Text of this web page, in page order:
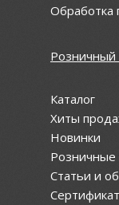
Обработка
Розничный
Каталог
Хиты
Новинки
Розничные
Статьи и